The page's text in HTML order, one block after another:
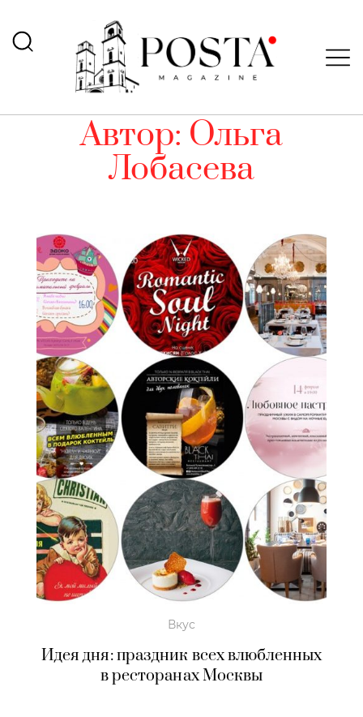
Автор: Ольга
Лобасева
Вкус
Идея дня: праздник всех влюбленных
в ресторанах Москвы